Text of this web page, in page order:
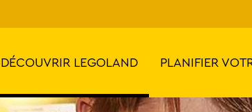
DÉCOUVRIR LEGOLAND PLANIFIER